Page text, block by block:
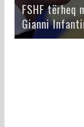
FSHF tërheq
Gianni